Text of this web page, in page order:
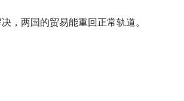
两国的贸易能重回正常轨道。